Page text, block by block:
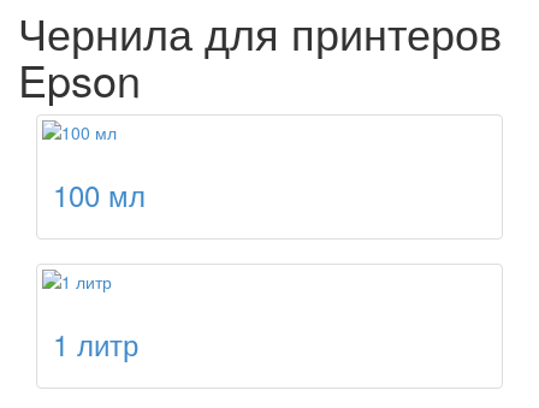
Чернила для принтеров
Epson
100 мл
1 литр